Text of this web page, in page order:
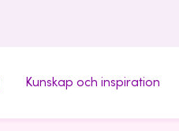
Kunskap och inspiration